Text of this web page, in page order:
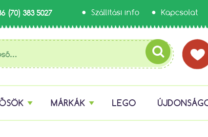
(70) 383 5027 Szállítási info Kapcsolat
MÁRKÁK LEGO